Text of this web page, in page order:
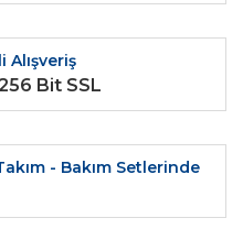
Alışveriş
Bit SSL
- Bakım Setlerinde